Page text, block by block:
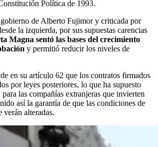
Política de 1993.
de Alberto Fujimor y criticada por
la izquierda, por sus supuestas carencias
Magna sentó las bases del crecimiento
y permitió reducir los niveles de
en su artículo 62 que los contratos firmados
por leyes posteriores, lo que ha supuesto
las compañías extranjeras que invierten
así la garantía de que las condiciones de
verán alteradas.